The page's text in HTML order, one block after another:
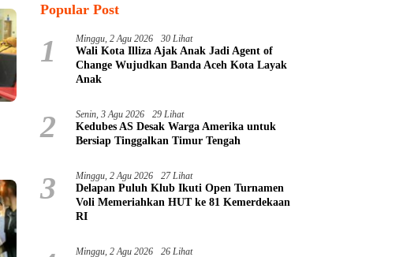
Popular Post
1 Minggu, 2 Agu 2026 30 Lihat
Wali Kota Illiza Ajak Anak Jadi Agent of
Change Wujudkan Banda Aceh Kota Layak
Anak
2 Senin, 3 Agu 2026 29 Lihat
Kedubes AS Desak Warga Amerika untuk
Bersiap Tinggalkan Timur Tengah
3 Minggu, 2 Agu 2026 27 Lihat
Delapan Puluh Klub Ikuti Open Turnamen
Voli Memeriahkan HUT ke 81 Kemerdekaan
RI
Minggu, 2 Agu 2026 26 Lihat